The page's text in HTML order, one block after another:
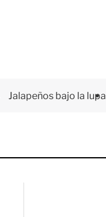
Jalapeños bajo la lupa